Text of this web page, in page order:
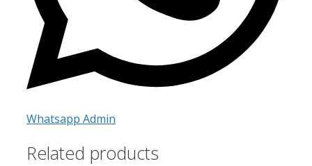
Whatsapp Admin
Related products